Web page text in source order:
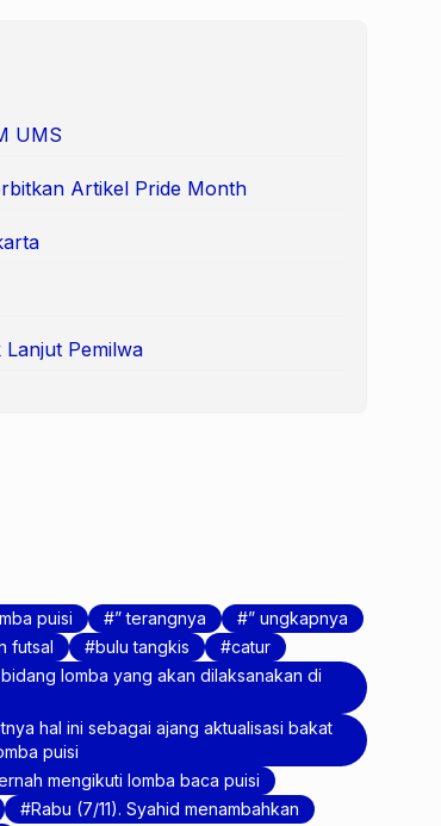
UMS
Artikel Pride Month
Pemilwa
puisi ” terangnya
” ungkapnya
futsal
bulu tangkis
catur
lomba yang akan dilaksanakan di
hal ini sebagai ajang aktualisasi bakat
puisi
mengikuti lomba baca puisi
Rabu (7/11). Syahid menambahkan